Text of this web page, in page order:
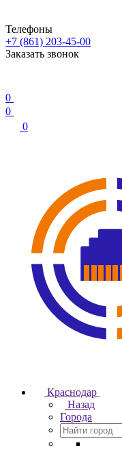
Телефоны
+7 (861) 203-45-00
Заказать звонок
0
0
0
Краснодар
Назад
Города